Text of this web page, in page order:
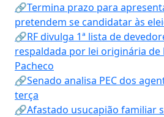
🔗Termina prazo para
pretendem se candidatar às
🔗RF divulga 1ª lista de
respaldada por lei originária de
Pacheco
🔗Senado analisa PEC dos
terça
🔗Afastado usucapião familiar